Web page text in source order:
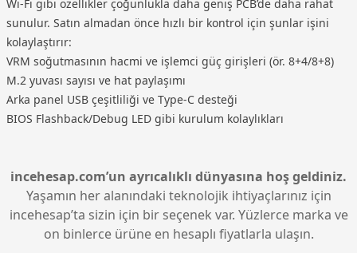
Wi-Fi gibi özellikler çoğunlukla daha geniş PCB’de daha rahat
sunulur. Satın almadan önce hızlı bir kontrol için şunlar işini
kolaylaştırır:
VRM soğutmasının hacmi ve işlemci güç girişleri (ör. 8+4/8+8)
M.2 yuvası sayısı ve hat paylaşımı
Arka panel USB çeşitliliği ve Type-C desteği
BIOS Flashback/Debug LED gibi kurulum kolaylıkları
incehesap.com’un ayrıcalıklı dünyasına hoş geldiniz.
Yaşamın her alanındaki teknolojik ihtiyaçlarınız için
incehesap’ta sizin için bir seçenek var. Yüzlerce marka ve
on binlerce ürüne en hesaplı fiyatlarla ulaşın.